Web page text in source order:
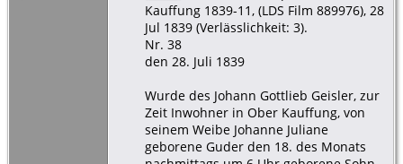
Kauffung 1839-11, (LDS Film 889976), 28
Jul 1839 (Verlässlichkeit: 3).
Nr. 38
den 28. Juli 1839
Wurde des Johann Gottlieb Geisler, zur
Zeit Inwohner in Ober Kauffung, von
seinem Weibe Johanne Juliane
geborene Guder den 18. des Monats